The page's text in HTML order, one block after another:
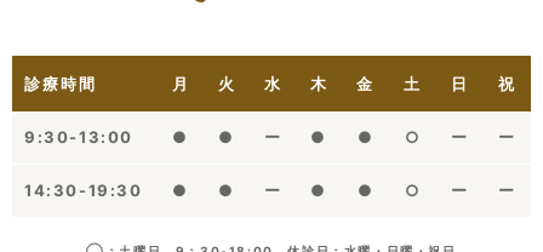
診療時間 月 火 水 木 金 土 日 祝
9:30-13:00 ● ● ー ● ● ○ ー ー
14:30-19:30 ● ● ー ● ● ○ ー ー